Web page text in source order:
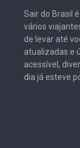
Sair do Brasil
vários
de levar até
atualizadas e
acessível,
dia já esteve